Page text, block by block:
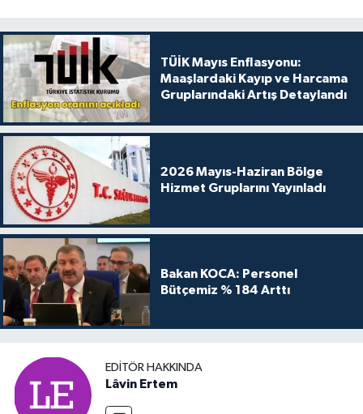
TÜİK Mayıs Enflasyonu:
Maaşlardaki Kayıp ve Harcama
Gruplarındaki Artış Detaylandı
2026 Mayıs-Haziran Bölge
Hizmet Gruplarını Yayınladı
Bakan KOCA: Personel
Bütçemiz % 184 Arttı
EDITÖR HAKKINDA
Lâvin Ertem